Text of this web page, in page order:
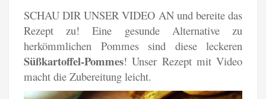
SCHAU DIR UNSER VIDEO AN und bereite das
Rezept zu! Eine gesunde Alternative zu
herkömmlichen Pommes sind diese leckeren
Süßkartoffel-Pommes! Unser Rezept mit Video
macht die Zubereitung leicht.